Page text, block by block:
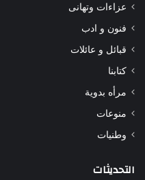
عزاءات وتهانى
فنون و ادب
قبائل و عائلات
كتابنا
مرأه بدوية
منوعات
وطنيات
التحديثات